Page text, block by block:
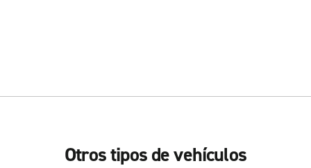
Otros tipos de vehículos